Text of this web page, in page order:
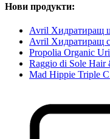
Нови продукти:
Avril Хидратиращ
Avril Хидратиращ
Propolia Organic
Raggio di Sole Hair
Mad Hippie Triple